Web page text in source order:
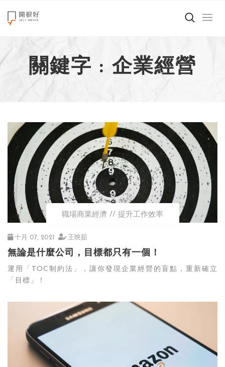
來點正能量
世界在想什麼
創造美好生活
職場商業經濟
影片專區
關於我們
關鍵字 : 企業經營
職場商業經濟 提升工作效率
十月 07, 2021 王映茹
無論是什麼公司，目標都只有一個！
運用「TOC制約法」，讓你發現企業經營的盲點，重新確立
「目標」！